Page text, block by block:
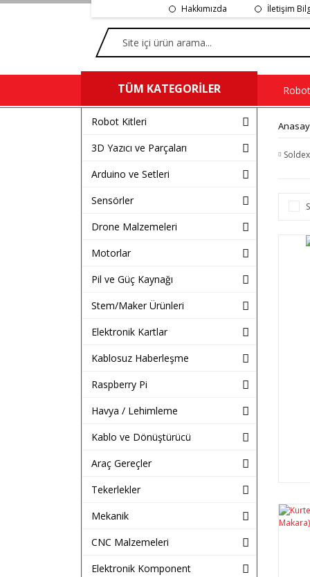
Hakkımızda İletişim
TÜM KATEGORİLER
Robot Kitleri
3D Yazıcı ve Parçaları
Arduino ve Setleri
Sensörler
Drone Malzemeleri
Motorlar
Pil ve Güç Kaynağı
Stem/Maker Ürünleri
Elektronik Kartlar
Kablosuz Haberleşme
Raspberry Pi
Havya / Lehimleme
Kablo ve Dönüştürücü
Araç Gereçler
Tekerlekler
Mekanik
CNC Malzemeleri
Elektronik Komponent
Soldex